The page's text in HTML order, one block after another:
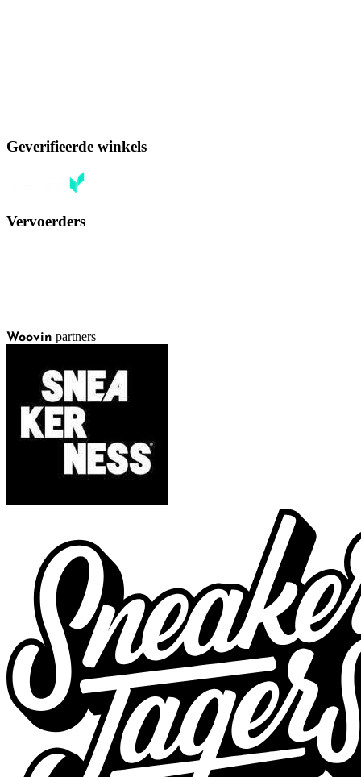
Geverifieerde winkels
Vervoerders
Woovin partners